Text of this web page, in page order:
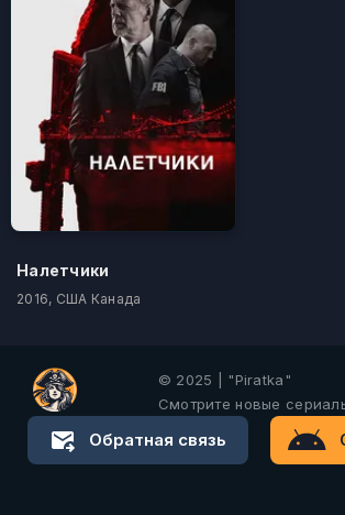
Налетчики
2016, США Канада
© 2025 | "Piratka"
Смотрите новые
Обратная связь